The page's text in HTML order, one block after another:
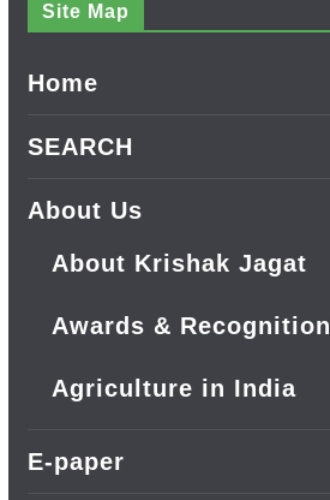
Site Map
Home
SEARCH
About Us
About Krishak Jagat
Awards & Recognition
Agriculture in India
E-paper